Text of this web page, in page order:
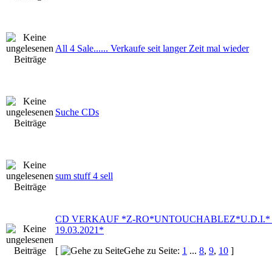
All 4 Sale...... Verkaufe seit langer Zeit mal wieder
Suche CDs
sum stuff 4 sell
CD VERKAUF *Z-RO*UNTOUCHABLEZ*U.D.I.*
19.03.2021*
[
Gehe zu Seite: 1 ... 8, 9, 10 ]